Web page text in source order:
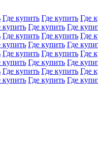
Где купить Где купить Где
купить Где купить Где
Где купить Где купить Где
купить Где купить Где
Где купить Где купить Где
купить Где купить Где
Где купить Где купить Где
купить Где купить Где